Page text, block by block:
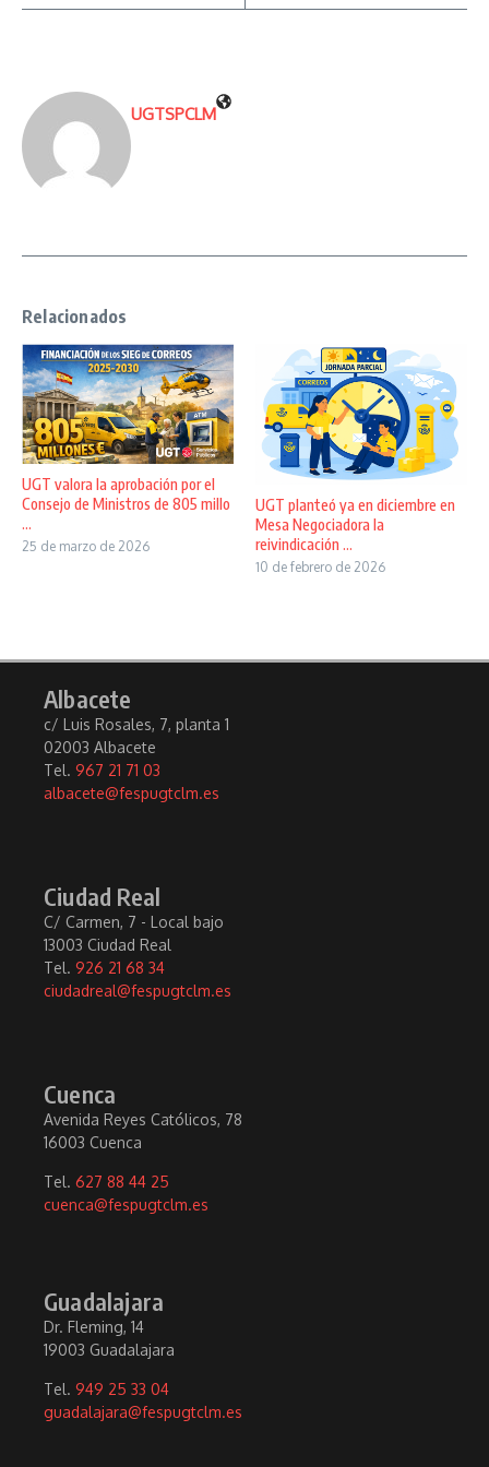
UGTSPCLM
Relacionados
UGT valora la aprobación por el
Consejo de Ministros de 805 millo
...
25 de marzo de 2026
UGT planteó ya en diciembre en
Mesa Negociadora la
reivindicación ...
10 de febrero de 2026
Albacete
c/ Luis Rosales, 7, planta 1
02003 Albacete
Tel. 967 21 71 03
albacete@fespugtclm.es
Ciudad Real
C/ Carmen, 7 - Local bajo
13003 Ciudad Real
Tel. 926 21 68 34
ciudadreal@fespugtclm.es
Cuenca
Avenida Reyes Católicos, 78
16003 Cuenca
Tel. 627 88 44 25
cuenca@fespugtclm.es
Guadalajara
Dr. Fleming, 14
19003 Guadalajara
Tel. 949 25 33 04
guadalajara@fespugtclm.es